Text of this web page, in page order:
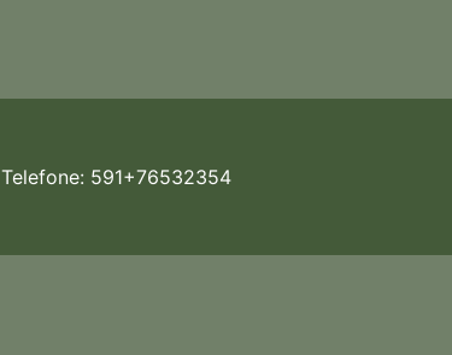
Telefone: 591+76532354